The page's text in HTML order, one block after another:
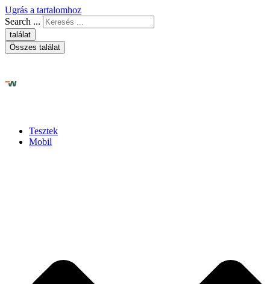
Ugrás a tartalomhoz
Search ...
találat
Összes találat
Tesztek
Mobil